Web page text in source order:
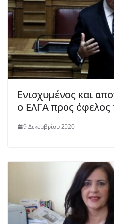
Ενισχυμένος και
ο ΕΛΓΑ προς
9 Δεκεμβρίου 2020